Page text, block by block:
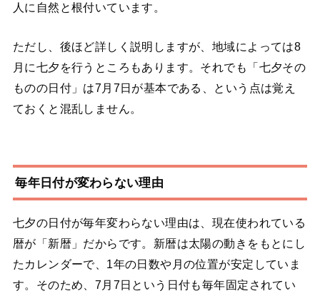
人に自然と根付いています。
ただし、後ほど詳しく説明しますが、地域によっては8
月に七夕を行うところもあります。それでも「七夕その
ものの日付」は7月7日が基本である、という点は覚え
ておくと混乱しません。
毎年日付が変わらない理由
七夕の日付が毎年変わらない理由は、現在使われている
暦が「新暦」だからです。新暦は太陽の動きをもとにし
たカレンダーで、1年の日数や月の位置が安定していま
す。そのため、7月7日という日付も毎年固定されてい